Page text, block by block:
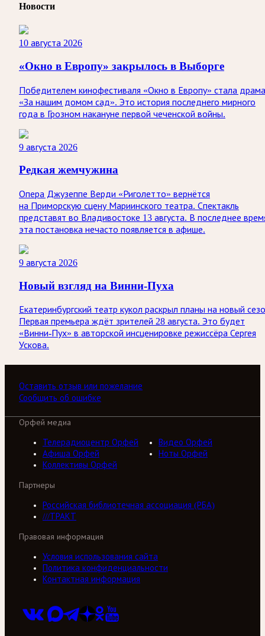
Новости
10 августа 2026
«Окно в Европу» закрылось в Выборге
Победителем кинофестиваля «Окно в Европу» стала драма
«За нашим домом сад». Это история последнего мирного
года в Грозном накануне первой чеченской войны.
9 августа 2026
Редкая жемчужина
Опера Джузеппе Верди «Риголетто» вернётся
на Приморскую сцену Мариинского театра. Спектакль
представят во Владивостоке 13 августа. В последнее
эта постановка нечасто появляется в афише.
9 августа 2026
Новый взгляд на Винни-Пуха
Екатеринбургский театр кукол раскрыл планы на новый
Первая премьера ждёт зрителей 28 августа. Это будет
«Винни-Пух» в авторской инсценировке режиссёра Сергея
Ускова.
Оставить отзыв или пожелание
Сообщить об ошибке
Орфей медиа
Телерадиоцентр Орфей
Видео Орфей
Афиша Орфей
Ноты Орфей
Коллективы Орфей
Партнеры
Российская библиотечная ассоциация (РБА)
///ТРАКТ
Правовая информация
Условия использования сайта
Политика конфиденциальности
Контактная информация